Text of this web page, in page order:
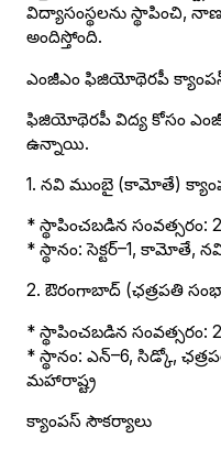
విద్యాసంస్థలను స్థాపించి,
అందిస్తోంది.
ఎంజీఎం ఫిజియోథెరపీ
ఫిజియోథెరపీ విద్య కోసం
ఉన్నాయి.
1. నవి ముంబై (కామోతే)
* స్థాపించబడిన సంవత్సరం:
* స్థానం: సెక్టర్–1, కామోతే,
2. ఔరంగాబాద్ (ఛత్రపతి
* స్థాపించబడిన సంవత్సరం:
* స్థానం: ఎన్–6, సిడ్కో,
మహారాష్ట్ర
క్యాంపస్ సౌకర్యాలు